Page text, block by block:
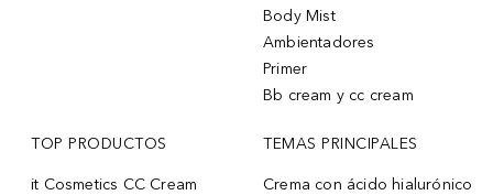
Body Mist
Ambientadores
Primer
Bb cream y cc cream
TOP PRODUCTOS
it Cosmetics CC Cream
TEMAS PRINCIPALES
Crema con ácido hialurónico